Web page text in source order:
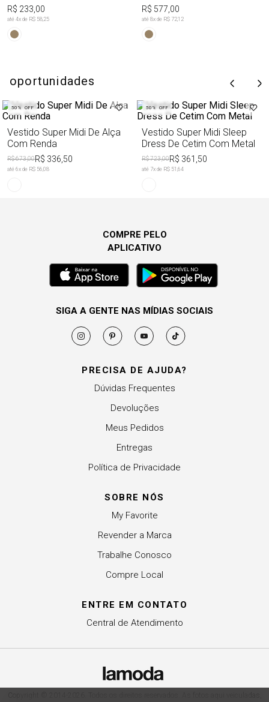
R$ 233,00
até 4x de R$ 58,25
R$ 577,00
até 8x de R$ 72,12
oportunidades
50% OFF
Vestido Super Midi De Alça
Com Renda
R$ 673,00R$ 336,50
até 6x de R$ 56,08
50% OFF
Vestido Super Midi Sleep
Dress De Cetim Com Metal
R$ 723,00R$ 361,50
até 7x de R$ 51,64
PRECISA DE AJUDA?
Dúvidas Frequentes
Devoluções
Meus Pedidos
Entregas
Política de Privacidade
SOBRE NÓS
My Favorite
Revender a Marca
Trabalhe Conosco
Compre Local
ENTRE EM CONTATO
Central de Atendimento
COMPRE PELO
APLICATIVO
SIGA A GENTE NAS MÍDIAS SOCIAIS